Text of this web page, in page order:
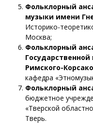
Фольклорный
музыки имени
Историко-
Москва;
Фольклорный
Римского-
кафедра
Фольклорный
бюджетное
«Тверской
Тверь.